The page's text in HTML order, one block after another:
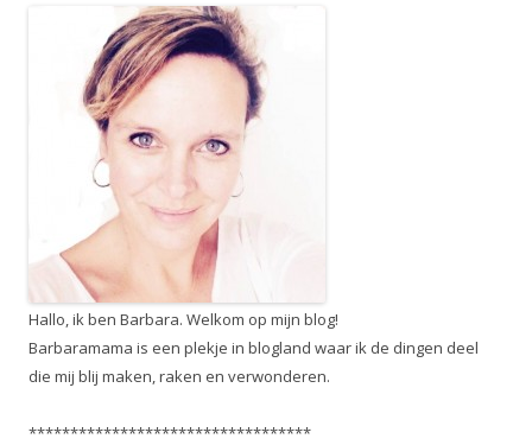
Hallo, ik ben Barbara. Welkom op mijn blog!
Barbaramama is een plekje in blogland waar ik de dingen deel
die mij blij maken, raken en verwonderen.
**********************************